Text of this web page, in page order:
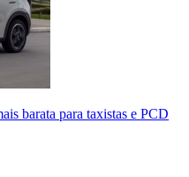
barata para taxistas e PCD